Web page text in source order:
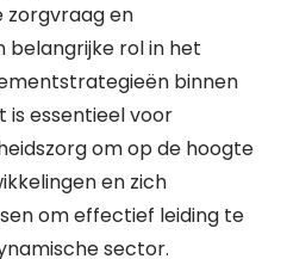
zorgvraag en
rol in het
binnen
is essentieel voor
om op de hoogte
en zich
om effectief leiding te
sector.